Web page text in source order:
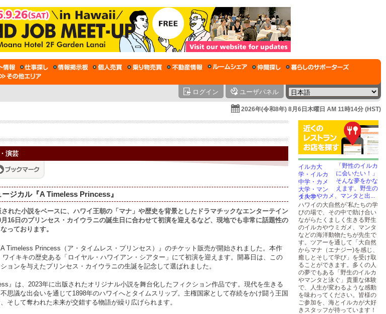
ログイン ユーザパネル
2026年(令和8年) 8月6日木曜日 AM 11時14分 (HST)
演芸
ジカル『A Timeless Princess』
れた小説をベースに、ハワイ王朝の「マナ」や歴史を背景としたドラマチックなエンターテイン
16日のプリンセス・カイウラニの誕生日に合わせて初演を迎えるなど、現地でも非常に話題性の
っております。
Timeless Princess（ア・タイムレス・プリンセス）』のチケット販売が開始されました。本作
ワイキキの歴史ある「ロイヤル・ハワイアン・シアター」にて初演を迎えます。開幕日は、この
ョンを与えたプリンセス・カイウラニの生誕を記念して選ばれました。
』は、2023年に出版されたオリジナル小説を舞台化したフィクション作品です。現代を生きる
思議な出会いを通じて1898年のハワイへとタイムスリップ。主権国家として存続をかけ闘う王国
そして奪われた未来が交錯する物語が繰り広げられます。
「野性のイルカ
に会いたい！」
そんな夢をかな
えます。野生の
イルカやカメ、マンタと出...
ハワイの大自然が’私たちの学
びの場で、その中で助け合い
ながらたくましく生きる野生
のイルカやウミガメ、マンタ
などの海洋動物たちが先生で
す。ツアーを通して「大自然
からマナ（エナジー)を感じ、
癒しとそして学び」を受け取
ることができます。多くの人
の夢でもある「野生のイルカ
やマンタと泳ぐ」貴重な体験
で、人生が変わるような感動
を味わってください。皆様の
ご参加を、海とイルカが大好
きスタッフが待っています！